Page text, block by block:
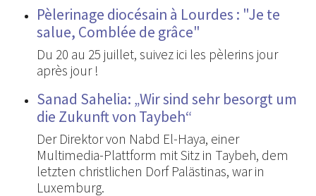
Pèlerinage diocésain à Lourdes : "Je te
salue, Comblée de grâce"
Du 20 au 25 juillet, suivez ici les pèlerins jour
après jour !
Sanad Sahelia: „Wir sind sehr besorgt um
die Zukunft von Taybeh“
Der Direktor von Nabd El-Haya, einer
Multimedia-Plattform mit Sitz in Taybeh, dem
letzten christlichen Dorf Palästinas, war in
Luxemburg.